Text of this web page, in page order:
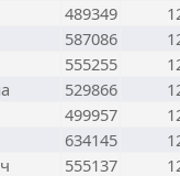
489349
587086
555255
529866
499957
634145
555137